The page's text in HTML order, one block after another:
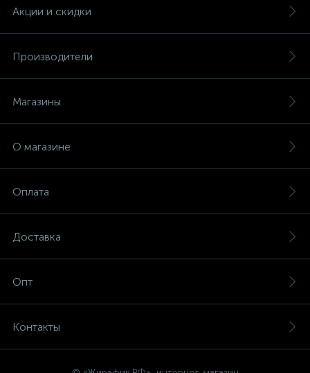
Акции и скидки
Производители
Магазины
О магазине
Оплата
Доставка
Опт
Контакты